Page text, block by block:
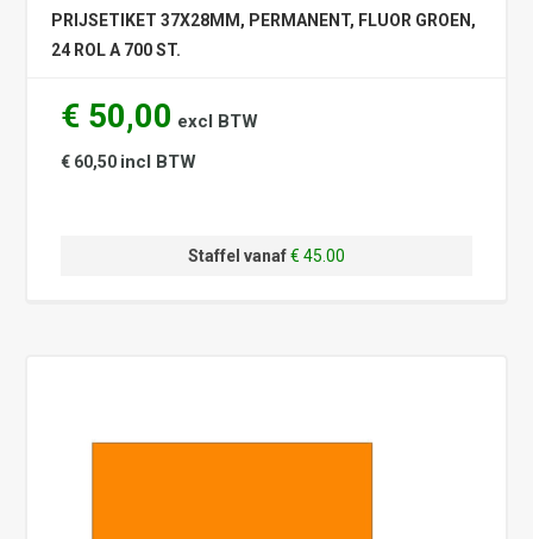
PRIJSETIKET 37X28MM, PERMANENT, FLUOR GROEN,
24 ROL A 700 ST.
€ 50,00 excl BTW
€ 60,50 incl BTW
Staffel vanaf€ 45.00